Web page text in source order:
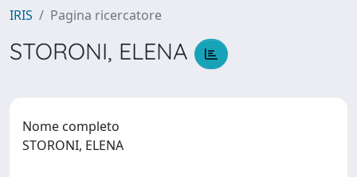
IRIS Pagina ricercatore
STORONI, ELENA
Nome completo
STORONI, ELENA